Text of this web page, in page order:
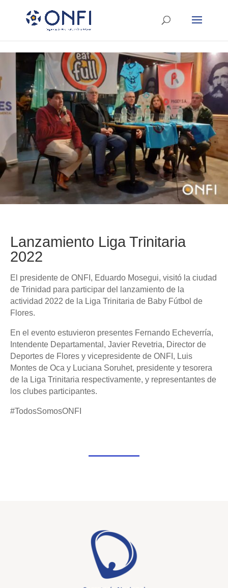
Lanzamiento Liga Trinitaria
2022
El presidente de ONFI, Eduardo Mosegui, visitó la ciudad
de Trinidad para participar del lanzamiento de la
actividad 2022 de la Liga Trinitaria de Baby Fútbol de
Flores.
En el evento estuvieron presentes Fernando Echeverría,
Intendente Departamental, Javier Revetria, Director de
Deportes de Flores y vicepresidente de ONFI, Luis
Montes de Oca y Luciana Soruhet, presidente y tesorera
de la Liga Trinitaria respectivamente, y representantes de
los clubes participantes.
#TodosSomosONFI